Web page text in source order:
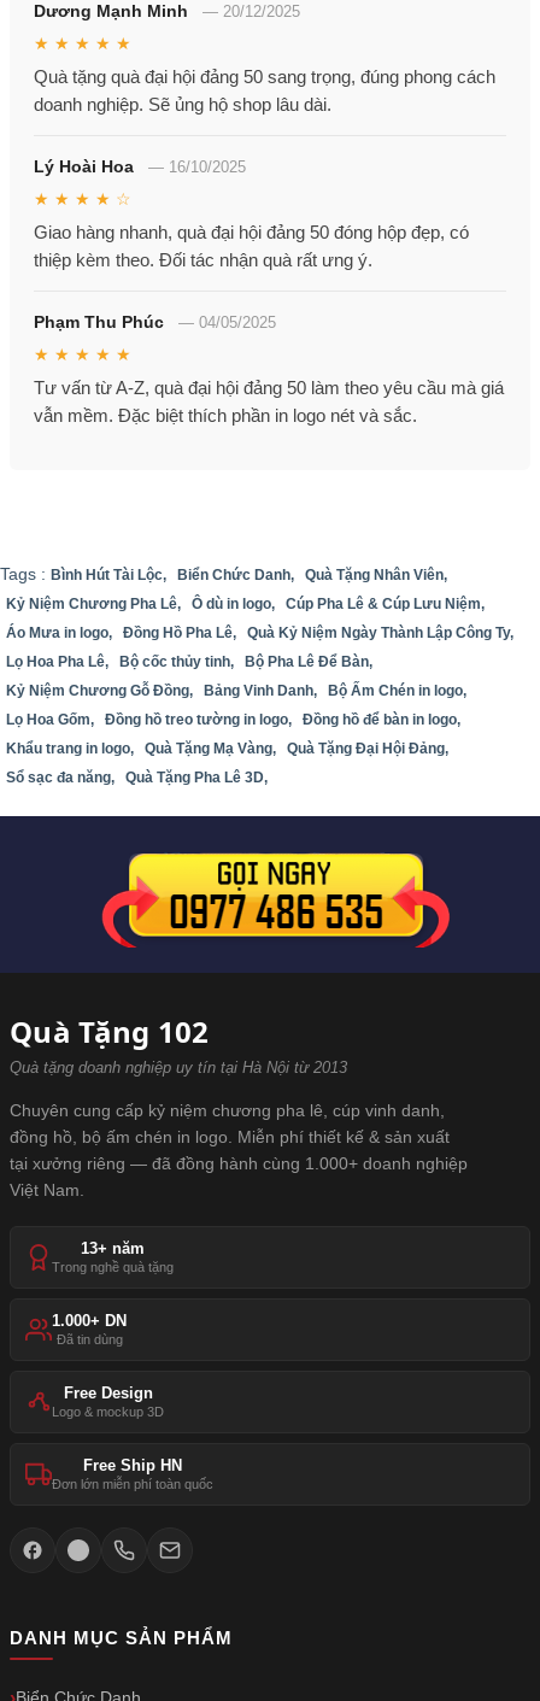
Dương Mạnh Minh — 20/12/2025
★ ★ ★ ★ ★
Quà tặng quà đại hội đảng 50 sang trọng, đúng phong cách
doanh nghiệp. Sẽ ủng hộ shop lâu dài.
Lý Hoài Hoa — 16/10/2025
★ ★ ★ ★ ☆
Giao hàng nhanh, quà đại hội đảng 50 đóng hộp đẹp, có
thiệp kèm theo. Đối tác nhận quà rất ưng ý.
Phạm Thu Phúc — 04/05/2025
★ ★ ★ ★ ★
Tư vấn từ A-Z, quà đại hội đảng 50 làm theo yêu cầu mà giá
vẫn mềm. Đặc biệt thích phần in logo nét và sắc.
Tags : Bình Hút Tài Lộc, Biển Chức Danh,
Quà Tặng Nhân Viên,
Kỷ Niệm Chương Pha Lê,
Ô dù in logo,
Cúp Pha Lê & Cúp Lưu Niệm,
Áo Mưa in logo,
Đồng Hồ Pha Lê,
Quà Kỷ Niệm Ngày Thành Lập Công Ty,
Lọ Hoa Pha Lê,
Bộ cốc thủy tinh,
Bộ Pha Lê Để Bàn,
Kỷ Niệm Chương Gỗ Đồng,
Bảng Vinh Danh,
Bộ Ấm Chén in logo,
Lọ Hoa Gốm,
Đồng hồ treo tường in logo,
Đồng hồ để bàn in logo,
Khẩu trang in logo,
Quà Tặng Mạ Vàng,
Quà Tặng Đại Hội Đảng,
Sổ sạc đa năng,
Quà Tặng Pha Lê 3D,
Quà Tặng 102
Quà tặng doanh nghiệp uy tín tại Hà Nội từ 2013
Chuyên cung cấp kỷ niệm chương pha lê, cúp vinh danh,
đồng hồ, bộ ấm chén in logo. Miễn phí thiết kế & sản xuất
tại xưởng riêng — đã đồng hành cùng 1.000+ doanh nghiệp
Việt Nam.
13+ năm
Trong nghề quà tặng
1.000+ DN
Đã tin dùng
Free Design
Logo & mockup 3D
Free Ship HN
Đơn lớn miễn phí toàn quốc
DANH MỤC SẢN PHẨM